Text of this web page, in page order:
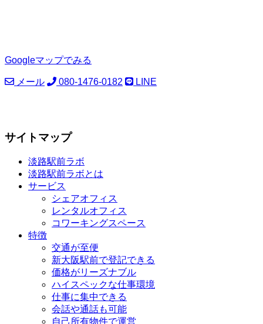
Googleマップでみる
メール 080-1476-0182 LINE
サイトマップ
淡路駅前ラボ
淡路駅前ラボとは
サービス
シェアオフィス
レンタルオフィス
コワーキングスペース
特徴
交通が至便
新大阪駅前で登記できる
価格がリーズナブル
ハイスペックな仕事環境
仕事に集中できる
会話や通話も可能
自己所有物件で運営